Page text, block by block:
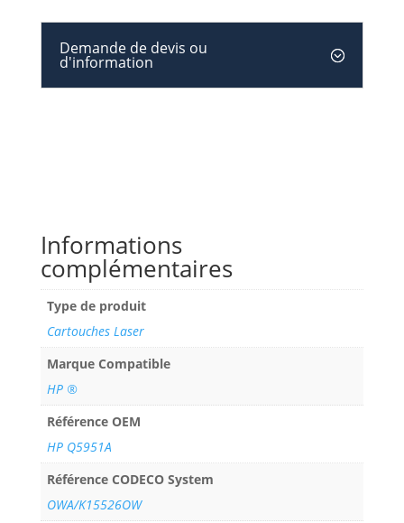
Demande de devis ou
d'information
Informations
complémentaires
Type de produit
Cartouches Laser
Marque Compatible
HP ®
Référence OEM
HP Q5951A
Référence CODECO System
OWA/K15526OW